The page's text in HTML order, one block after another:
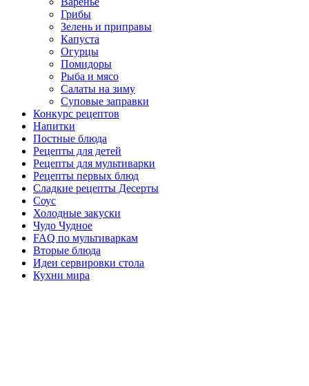
Грибы
Зелень и приправы
Капуста
Огурцы
Помидоры
Рыба и мясо
Салаты на зиму
Суповые заправки
Конкурс рецептов
Напитки
Постные блюда
Рецепты для детей
Рецепты для мультиварки
Рецепты первых блюд
Сладкие рецепты Десерты
Соус
Холодные закуски
Чудо Чудное
FAQ по мультиваркам
Вторые блюда
Идеи сервировки стола
Кухни мира